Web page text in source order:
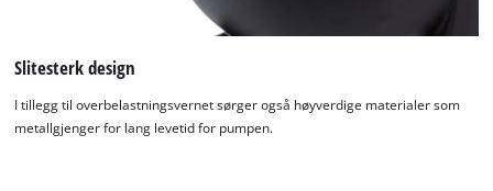
Slitesterk design
I tillegg til overbelastningsvernet sørger også høyverdige materialer som
metallgjenger for lang levetid for pumpen.